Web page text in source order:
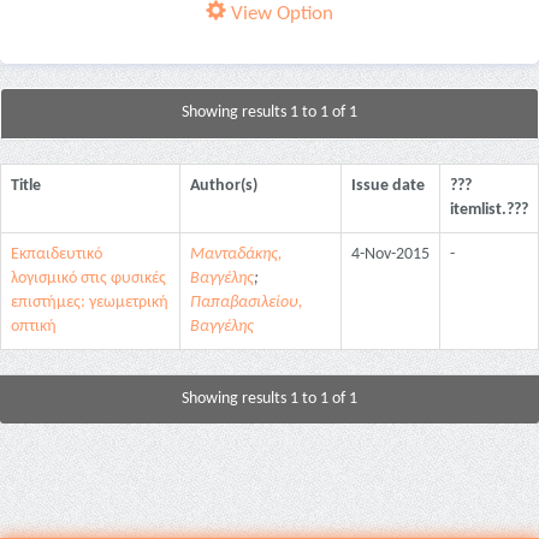
View Option
Showing results 1 to 1 of 1
Title Author(s) Issue date
???
itemlist.???
Εκπαιδευτικό
λογισμικό στις φυσικές
επιστήμες: γεωμετρική
οπτική
Μανταδάκης,
Βαγγέλης;
Παπαβασιλείου,
Βαγγέλης
4-Nov-2015 -
Showing results 1 to 1 of 1